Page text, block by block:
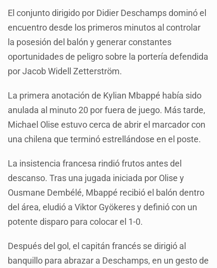
El conjunto dirigido por Didier Deschamps dominó el
encuentro desde los primeros minutos al controlar
la posesión del balón y generar constantes
oportunidades de peligro sobre la portería defendida
por Jacob Widell Zetterström.
La primera anotación de Kylian Mbappé había sido
anulada al minuto 20 por fuera de juego. Más tarde,
Michael Olise estuvo cerca de abrir el marcador con
una chilena que terminó estrellándose en el poste.
La insistencia francesa rindió frutos antes del
descanso. Tras una jugada iniciada por Olise y
Ousmane Dembélé, Mbappé recibió el balón dentro
del área, eludió a Viktor Gyökeres y definió con un
potente disparo para colocar el 1-0.
Después del gol, el capitán francés se dirigió al
banquillo para abrazar a Deschamps, en un gesto de